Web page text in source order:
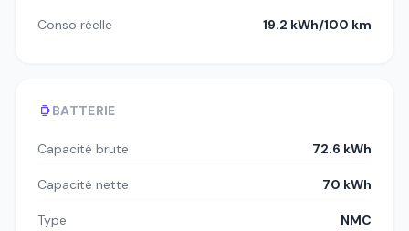
Conso réelle 19.2 kWh/100 km
BATTERIE
Capacité brute 72.6 kWh
Capacité nette 70 kWh
Type NMC